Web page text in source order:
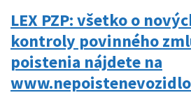
LEX PZP: všetko o
kontroly povinného
poistenia nájdete na